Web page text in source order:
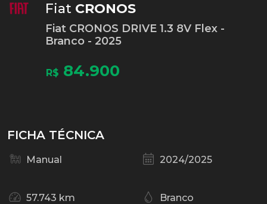
Fiat CRONOS
Fiat CRONOS DRIVE 1.3 8V Flex -
Branco - 2025
R$ 84.900
FICHA TÉCNICA
Manual 2024/2025
57.743 km Branco